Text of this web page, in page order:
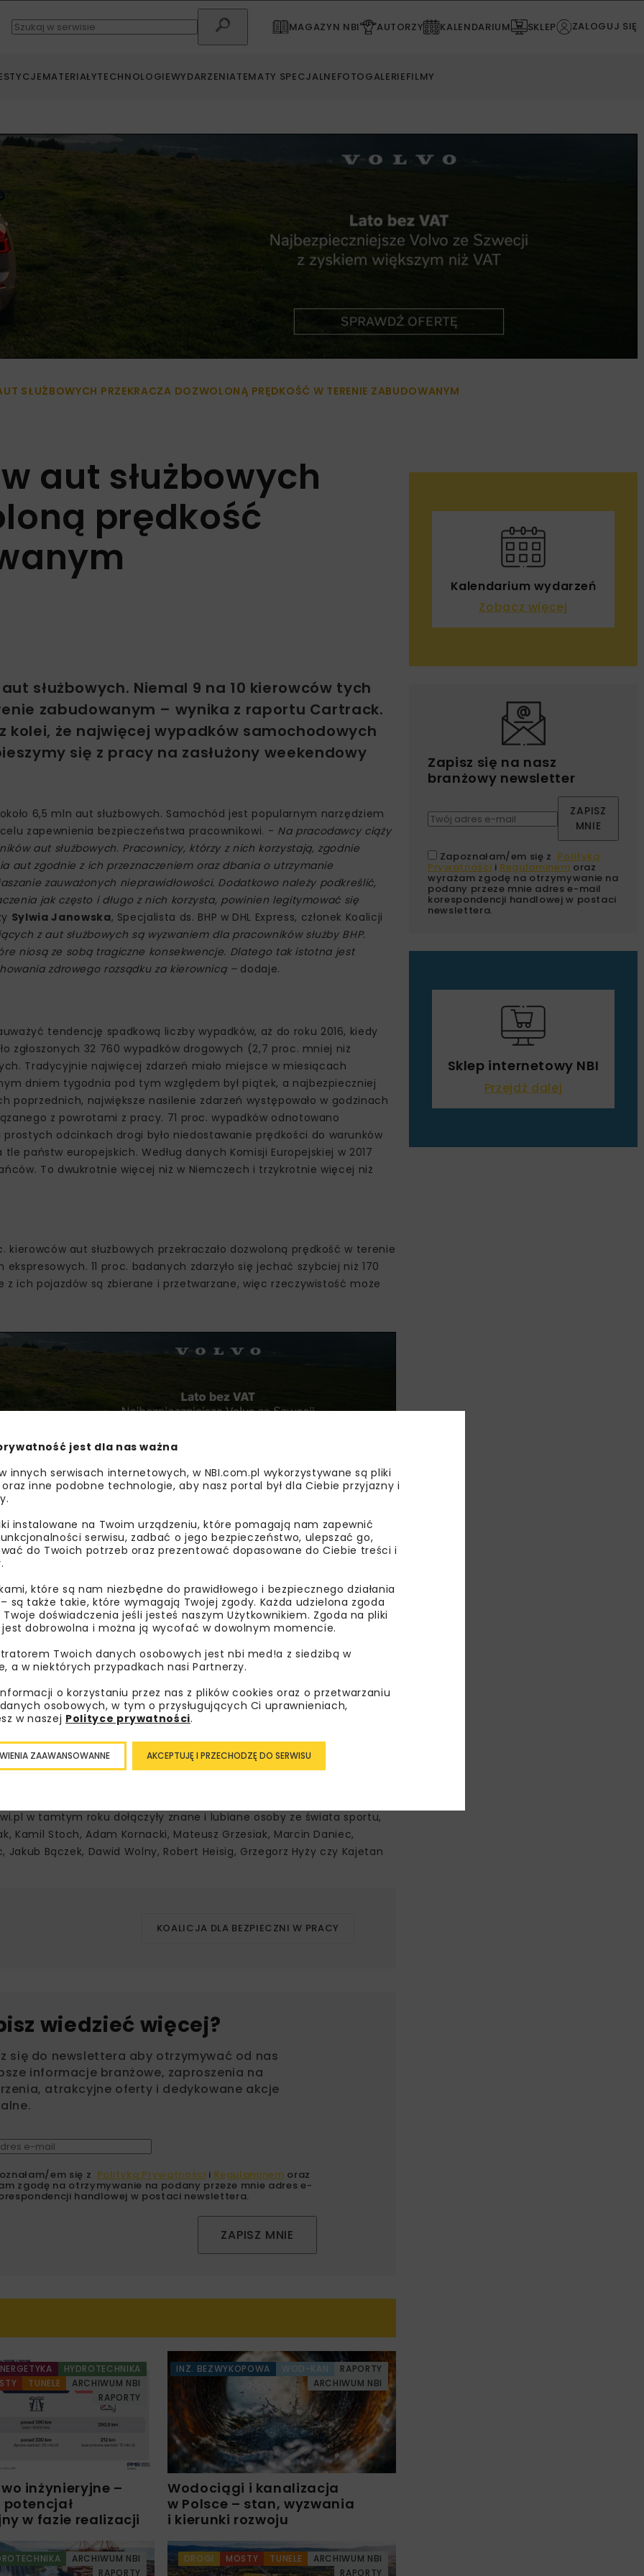
MAGAZYN NBI AUTORZY KALENDARIUM SKLEP ZALOGUJ SIĘ
MATERIAŁYTECHNOLOGIEWYDARZENIATEMATY SPECJALNEFOTOGALERIEFILMY
SŁUŻBOWYCH PRZEKRACZA DOZWOLONĄ PRĘDKOŚĆ W TERENIE ZABUDOWANYM
aut służbowych
prędkość
służbowych. Niemal 9 na 10 kierowców tych
zabudowanym – wynika z raportu Cartrack.
kolei, że najwięcej wypadków samochodowych
się z pracy na zasłużony weekendowy
6,5 mln aut służbowych. Samochód jest popularnym narzędziem
zapewnienia bezpieczeństwa pracownikowi. - Na pracodawcy ciąży
aut służbowych. Pracownicy, którzy z nich korzystają, zgodnie
aut zgodnie z ich przeznaczeniem oraz dbania o utrzymanie
zauważonych nieprawidłowości. Dodatkowo należy podkreślić,
jak często i długo z nich korzysta, powinien legitymować się
Sylwia Janowska, Specjalista ds. BHP w DHL Express, członek Koalicji
z aut służbowych są wyzwaniem dla pracowników służby BHP.
niosą ze sobą tragiczne konsekwencje. Dlatego tak istotna jest
zdrowego rozsądku za kierownicą –dodaje.
tendencję spadkową liczby wypadków, aż do roku 2016, kiedy
zgłoszonych 32 760 wypadków drogowych (2,7 proc. mniej niż
Tradycyjnie najwięcej zdarzeń miało miejsce w miesiącach
dniem tygodnia pod tym względem był piątek, a najbezpieczniej
poprzednich, największe nasilenie zdarzeń występowało w godzinach
z powrotami z pracy. 71 proc. wypadków odnotowano
odcinkach drogi było niedostawanie prędkości do warunków
państw europejskich. Według danych Komisji Europejskiej w 2017
To dwukrotnie więcej niż w Niemczech i trzykrotnie więcej niż
aut służbowych przekraczało dozwoloną prędkość w terenie
11 proc. badanych zdarzyło się jechać szybciej niż 170
ich pojazdów są zbierane i przetwarzane, więc rzeczywistość może
posługującemu się autem służbowym musi zapewnić
Nie ma jednak ustawowego obowiązku szkoleń kierowców-
ponieważ przynoszą one wymierne korzyści w postaci spadku
akcje informacyjne, przypominające o bezpieczeństwie na drodze, jak
„Kierowca nie sowa” przypominający o elementach
uczestnika ruchu, czy też wewnątrzfirmowa kampania DHL Road
i kultury drogowej. - Coraz popularniejszym uzupełnieniem firmowych
dachowania i tzw. „alkogogle” oraz wszelkiego rodzaju
–dodajePaweł Pawlik, Kierownik Działu BHP w DHL Parcel Polska.
„Odblaskowi.pl”.- Jest to ogólnopolska kampania społeczna,
poprawiających widoczność pieszego i rowerzysty.
i Perfect Service jest wyrazem troski o zdrowie i bezpieczeństwo
w tamtym roku dołączyły znane i lubiane osoby ze świata sportu,
Kamil Stoch, Adam Kornacki, Mateusz Grzesiak, Marcin Daniec,
Jakub Bączek, Dawid Wolny, Robert Heisig, Grzegorz Hyży czy Kajetan
KOALICJA DLA BEZPIECZNI W PRACY
wiedzieć więcej?
się do newslettera aby otrzymywać od nas
informacje branżowe, zaproszenia na
atrakcyjne oferty i dedykowane akcje
em się z Polityką Prywatności i Regulaminem oraz
zgodę na otrzymywanie na podany przeze mnie adres e-
handlowej w postaci newslettera.
ZAPISZ MNIE
HYDROTECHNIKA
TUNELE
ARCHIWUM NBI
RAPORTY
inżynieryjne –
w fazie realizacji
INŻ. BEZWYKOPOWA WOD-KAN
RAPORTY
ARCHIWUM NBI
Wodociągi i kanalizacja
w Polsce – stan, wyzwania
i kierunki rozwoju
ARCHIWUM NBI
RAPORTY
DROGI MOSTY TUNELE
ARCHIWUM NBI
RAPORTY
Kalendarium wydarzeń
Zobacz więcej
Zapisz się na nasz
branżowy newsletter
ZAPISZ
MNIE
Zapoznałam/em się z Polityką
Prywatności i Regulaminem oraz
wyrażam zgodę na otrzymywanie na
podany przeze mnie adres e-mail
korespondencji handlowej w postaci
newslettera.
Sklep internetowy NBI
Przejdź dalej
jest dla nas ważna
innych serwisach internetowych, w NBI.com.pl wykorzystywane są pliki
inne podobne technologie, aby nasz portal był dla Ciebie przyjazny i
instalowane na Twoim urządzeniu, które pomagają nam zapewnić
serwisu, zadbać o jego bezpieczeństwo, ulepszać go,
do Twoich potrzeb oraz prezentować dopasowane do Ciebie treści i
które są nam niezbędne do prawidłowego i bezpiecznego działania
są także takie, które wymagają Twojej zgody. Każda udzielona zgoda
doświadczenia jeśli jesteś naszym Użytkownikiem. Zgoda na pliki
dobrowolna i można ją wycofać w dowolnym momencie.
Twoich danych osobowych jest nbi med!a z siedzibą w
a w niektórych przypadkach nasi Partnerzy.
o korzystaniu przez nas z plików cookies oraz o przetwarzaniu
osobowych, w tym o przysługujących Ci uprawnieniach,
w naszej Polityce prywatności.
AKCEPTUJĘ I PRZECHODZĘ DO SERWISU
ZAAWANSOWANNE